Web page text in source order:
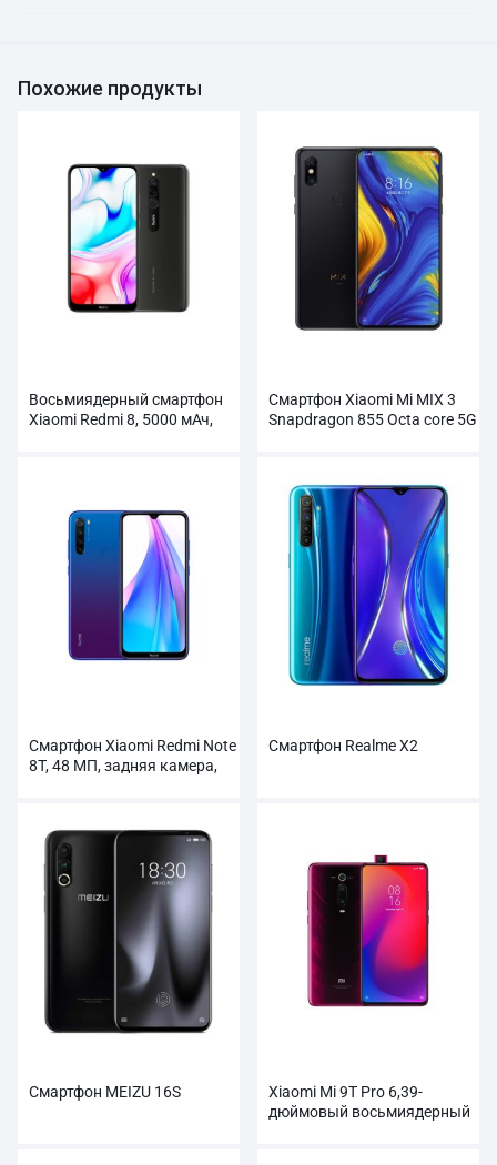
Похожие продукты
Восьмиядерный смартфон
Xiaomi Redmi 8, 5000 мАч,
Смартфон Xiaomi Mi MIX 3
Snapdragon 855 Octa core 5G
Смартфон Xiaomi Redmi Note
8T, 48 МП, задняя камера,
Смартфон Realme X2
Смартфон MEIZU 16S
Xiaomi Mi 9T Pro 6,39-
дюймовый восьмиядерный